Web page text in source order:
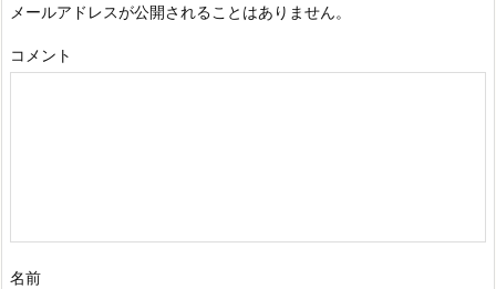
メールアドレスが公開されることはありません。
コメント
名前